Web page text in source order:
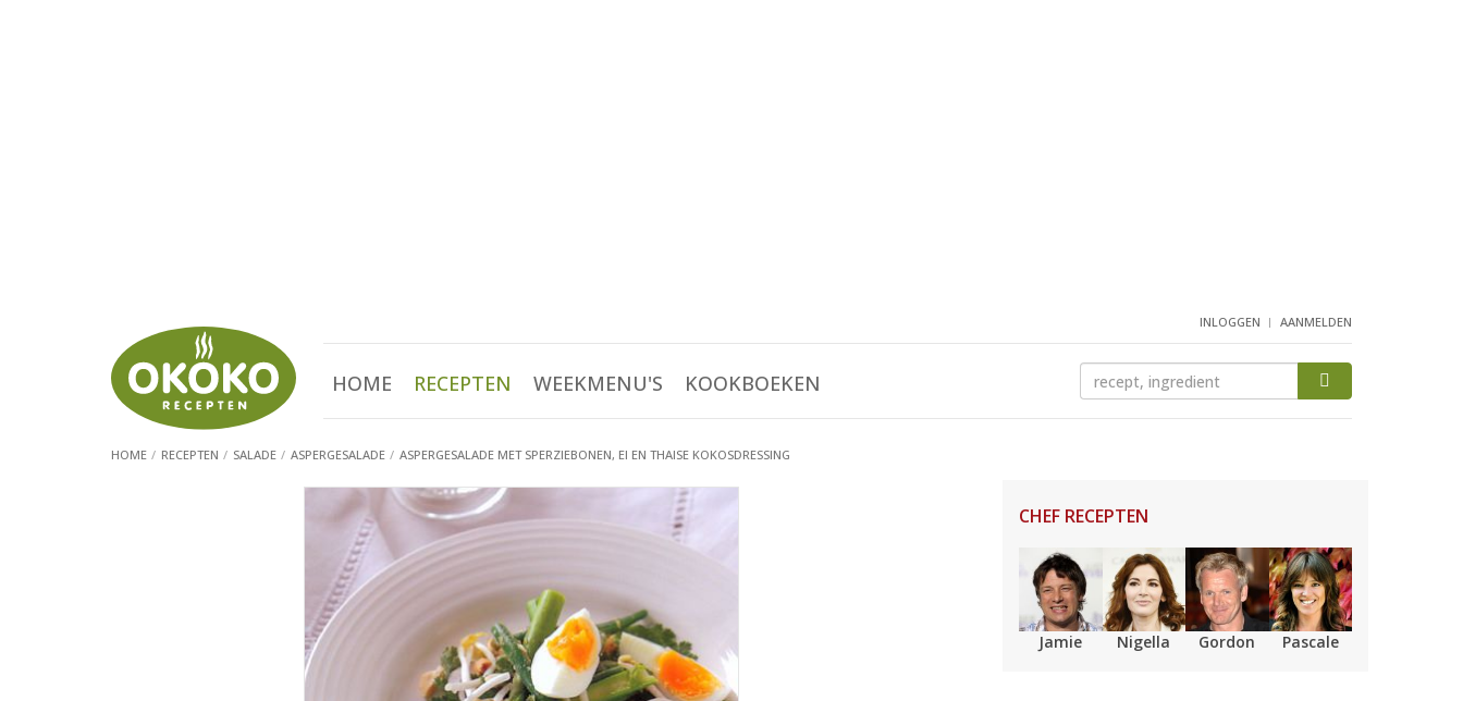
INLOGGEN AANMELDEN
HOME RECEPTEN WEEKMENU'S KOOKBOEKEN
HOME RECEPTEN SALADE ASPERGESALADE ASPERGESALADE MET SPERZIEBONEN, EI EN THAISE KOKOSDRESSING
CHEF RECEPTEN
Jamie Nigella Gordon Pascale